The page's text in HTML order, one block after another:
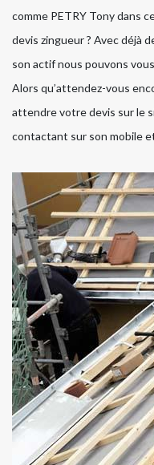
comme PETRY Tony dans
devis zingueur ? Avec déjà
son actif nous pouvons
Alors qu’attendez-vous
attendre votre devis sur le
contactant sur son mobile